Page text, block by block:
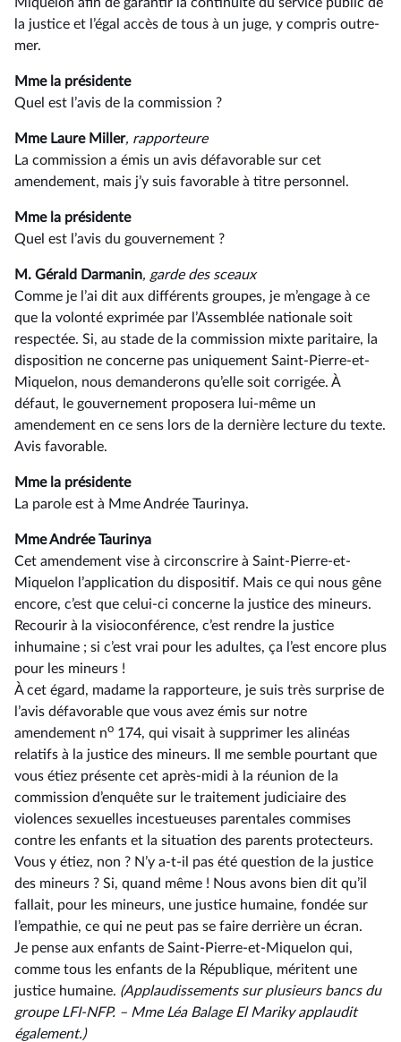
la justice et l’égal accès de tous à un juge, y compris outre-
mer.
Mme la présidente
Quel est l’avis de la commission ?
Mme Laure Miller, rapporteure
La commission a émis un avis défavorable sur cet
amendement, mais j’y suis favorable à titre personnel.
Mme la présidente
Quel est l’avis du gouvernement ?
M. Gérald Darmanin, garde des sceaux
Comme je l’ai dit aux différents groupes, je m’engage à ce
que la volonté exprimée par l’Assemblée nationale soit
respectée. Si, au stade de la commission mixte paritaire, la
disposition ne concerne pas uniquement Saint-Pierre-et-
Miquelon, nous demanderons qu’elle soit corrigée. À
défaut, le gouvernement proposera lui-même un
amendement en ce sens lors de la dernière lecture du texte.
Avis favorable.
Mme la présidente
La parole est à Mme Andrée Taurinya.
Mme Andrée Taurinya
Cet amendement vise à circonscrire à Saint-Pierre-et-
Miquelon l’application du dispositif. Mais ce qui nous gêne
encore, c’est que celui-ci concerne la justice des mineurs.
Recourir à la visioconférence, c’est rendre la justice
inhumaine ; si c’est vrai pour les adultes, ça l’est encore plus
pour les mineurs !
À cet égard, madame la rapporteure, je suis très surprise de
l’avis défavorable que vous avez émis sur notre
amendement no 174, qui visait à supprimer les alinéas
relatifs à la justice des mineurs. Il me semble pourtant que
vous étiez présente cet après-midi à la réunion de la
commission d’enquête sur le traitement judiciaire des
violences sexuelles incestueuses parentales commises
contre les enfants et la situation des parents protecteurs.
Vous y étiez, non ? N’y a-t-il pas été question de la justice
des mineurs ? Si, quand même ! Nous avons bien dit qu’il
fallait, pour les mineurs, une justice humaine, fondée sur
l’empathie, ce qui ne peut pas se faire derrière un écran.
Je pense aux enfants de Saint-Pierre-et-Miquelon qui,
comme tous les enfants de la République, méritent une
justice humaine. (Applaudissements sur plusieurs bancs du
groupe LFI-NFP. –⁠ Mme LéaBalage El Marikyapplaudit
également.)